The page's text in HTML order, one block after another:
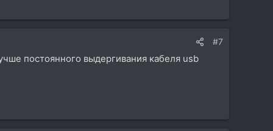
#7
постоянного выдергивания кабеля usb